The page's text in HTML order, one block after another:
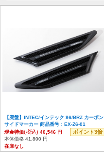
【廃盤】INTEC/インテック 86/BRZ カーボン
サイドマーカー 商品番号：EX-Z6-01
現金特価(税込) 40,546 円 ポイント3倍
本体価格 41,800 円
在庫なし